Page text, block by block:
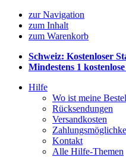
zur Navigation
zum Inhalt
zum Warenkorb
Schweiz: Kostenloser
Mindestens 1
Hilfe
Wo ist meine
Rücksendungen
Versandkosten
Kontakt
Alle Hilfe-Themen